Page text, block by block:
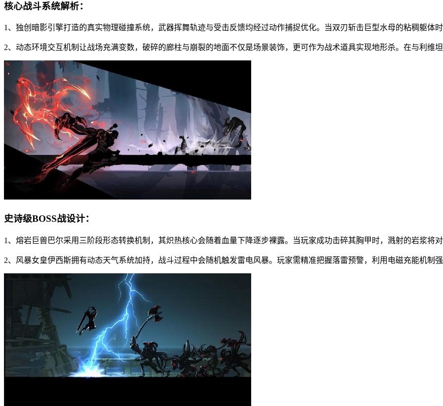
核心战斗系统解析：
1、独创暗影引擎打造的真实物理碰撞系统，武器挥舞轨迹与受击反馈均经过动作捕捉优化。当双刃斩击巨型水母的粘稠躯体
2、动态环境交互机制让战场充满变数，破碎的廊柱与崩裂的地面不仅是场景装饰，更可作为战术道具实现地形杀。在与利维
史诗级BOSS战设计：
1、熔岩巨兽巴尔采用三阶段形态转换机制，其炽热核心会随着血量下降逐步裸露。当玩家成功击碎其胸甲时，溅射的岩浆将
2、风暴女皇伊西斯拥有动态天气系统加持，战斗过程中会随机触发雷电风暴。玩家需精准把握落雷预警，利用电磁充能机制